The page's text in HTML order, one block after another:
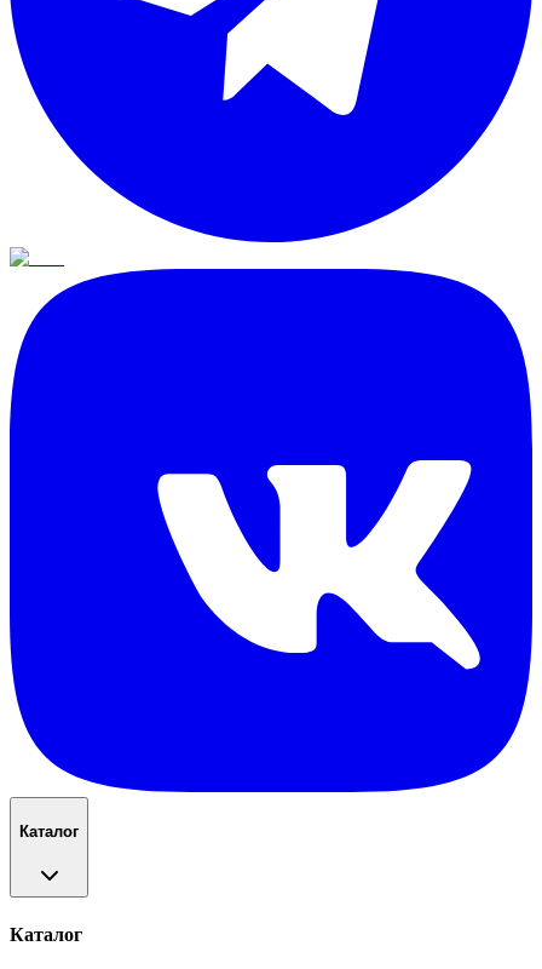
Каталог
Каталог